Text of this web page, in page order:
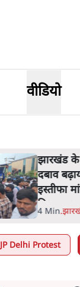
वीडियो
झारखंड के
दबाव बढ़ाया,
इस्तीफा मांगा,
विधानसभा
4 Min.झारखंड
Delhi Protest